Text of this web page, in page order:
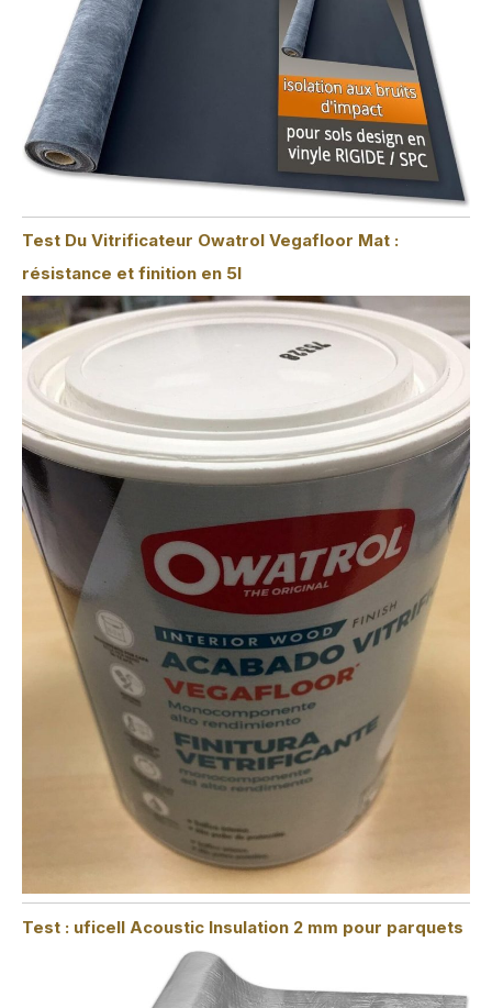
Test Du Vitrificateur Owatrol Vegafloor Mat :
résistance et finition en 5l
Test : uficell Acoustic Insulation 2 mm pour parquets